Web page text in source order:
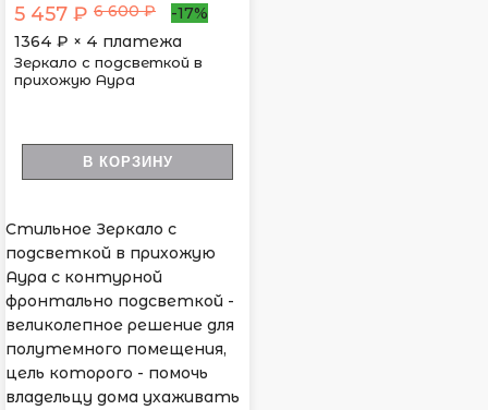
5 457 ₽ 6 600 ₽
-17%
1364 ₽ × 4 платежа
Зеркало с подсветкой в
прихожую Аура
В КОРЗИНУ
Стильное Зеркало с
подсветкой в прихожую
Аура с контурной
фронтально подсветкой -
великолепное решение для
полутемного помещения,
цель которого - помочь
владельцу дома ухаживать